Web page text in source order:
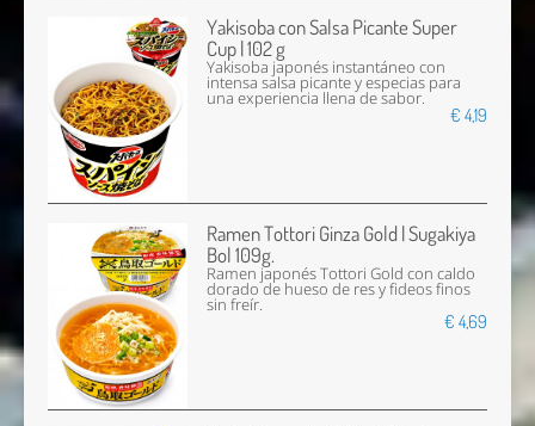
Yakisoba con Salsa Picante Super
Cup | 102 g
Yakisoba japonés instantáneo con
intensa salsa picante y especias para
una experiencia llena de sabor.
€ 4,19
Ramen Tottori Ginza Gold | Sugakiya
Bol 109g.
Ramen japonés Tottori Gold con caldo
dorado de hueso de res y fideos finos
sin freír.
€ 4,69